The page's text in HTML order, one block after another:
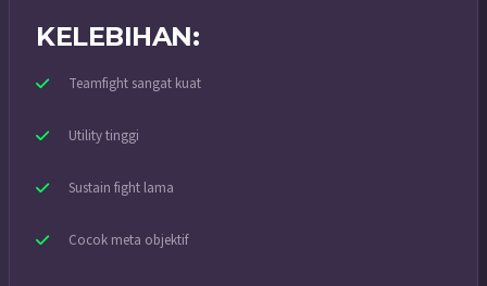
KELEBIHAN:
Teamfight sangat kuat
Utility tinggi
Sustain fight lama
Cocok meta objektif